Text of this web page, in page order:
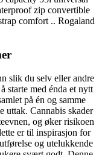
zip convertible
comfort .. Rogaland
slik du selv eller andre
starte med énda et nytt
på én og samme
uttak. Cannabis skader
og øker risikoen
er til inspirasjon for
og utelukkende